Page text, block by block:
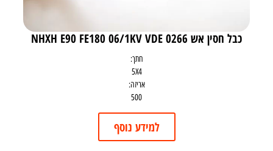
כבל חסין אש NHXH E90 FE180 06/1KV VDE 0266
חתך:
5X4
אריזה:
500
למידע נוסף